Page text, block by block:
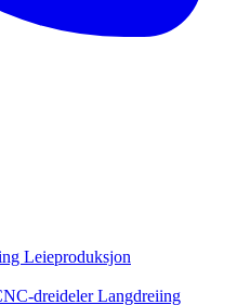
Leieproduksjon
dreidelerLangdreiing